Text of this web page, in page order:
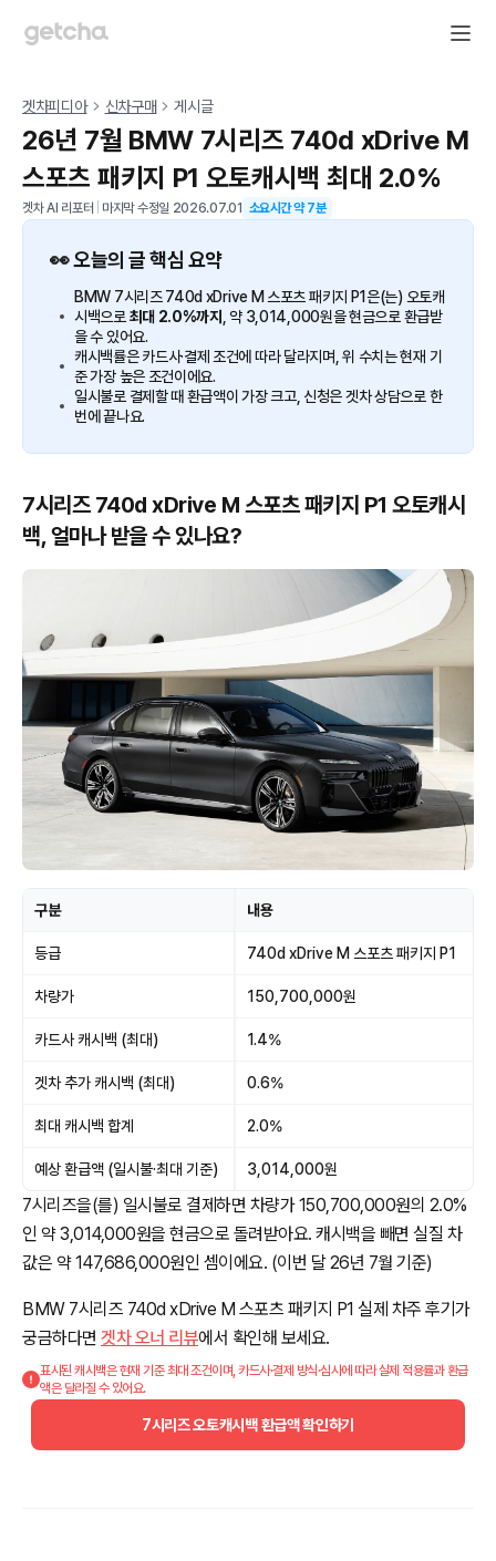
겟차피디아 신차구매 게시글
26년 7월 BMW 7시리즈 740d xDrive M
스포츠 패키지 P1 오토캐시백 최대 2.0%
겟차 AI 리포터 마지막 수정일 2026.07.01 소요시간 약7분
👀 오늘의 글 핵심 요약
BMW 7시리즈 740d xDrive M 스포츠 패키지 P1은(는) 오토캐
시백으로 최대 2.0%까지 , 약 3,014,000원을 현금으로 환급받
을 수 있어요.
캐시백률은 카드사·결제 조건에 따라 달라지며, 위 수치는 현재 기
준 가장 높은 조건이에요.
일시불로 결제할 때 환급액이 가장 크고, 신청은 겟차 상담으로 한
번에 끝나요.
7시리즈 740d xDrive M 스포츠 패키지 P1 오토캐시
백, 얼마나 받을 수 있나요?
구분 내용
등급 740d xDrive M 스포츠 패키지 P1
차량가 150,700,000원
카드사 캐시백 (최대) 1.4%
겟차 추가 캐시백 (최대) 0.6%
최대 캐시백 합계 2.0%
예상 환급액 (일시불·최대 기준) 3,014,000원
7시리즈을(를) 일시불로 결제하면 차량가 150,700,000원의 2.0%
인 약 3,014,000원을 현금으로 돌려받아요. 캐시백을 빼면 실질 차
값은 약 147,686,000원인 셈이에요. (이번 달 26년 7월 기준)
BMW 7시리즈 740d xDrive M 스포츠 패키지 P1 실제 차주 후기가
궁금하다면 겟차 오너 리뷰에서 확인해 보세요.
표시된 캐시백은 현재 기준 최대 조건이며, 카드사·결제 방식·심사에 따라 실제 적용률과 환급
액은 달라질 수 있어요.
7시리즈 오토캐시백 환급액 확인하기